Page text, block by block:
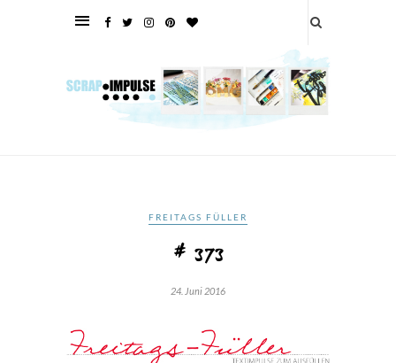
FREITAGS FÜLLER
# 373
24. Juni 2016